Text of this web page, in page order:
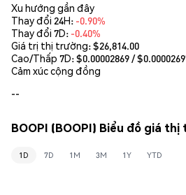
Xu hướng gần đây
Thay đổi 24H: -0.90%
Thay đổi 7D: -0.40%
Giá trị thị trường:$26,814.00
Cao/Thấp 7D: $0.00002869/ $
Cảm xúc cộng đồng
--
BOOPI (BOOPI) Biểu đồ giá
1D 7D 1M 3M 1Y YTD